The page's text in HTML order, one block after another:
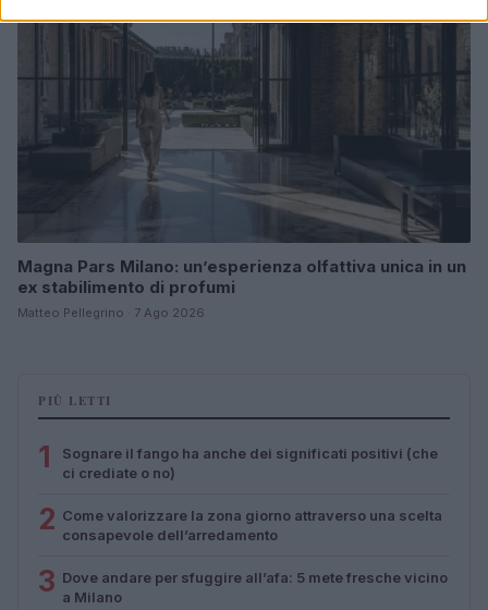
Magna Pars Milano: un’esperienza olfattiva unica in un
ex stabilimento di profumi
Matteo Pellegrino · 7 Ago 2026
PIÙ LETTI
1
Sognare il fango ha anche dei significati positivi (che
ci crediate o no)
2 Come valorizzare la zona giorno attraverso una scelta
consapevole dell’arredamento
3 Dove andare per sfuggire all’afa: 5 mete fresche vicino
a Milano